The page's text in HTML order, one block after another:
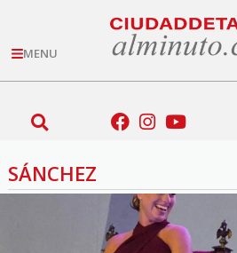
MENU
SÁNCHEZ